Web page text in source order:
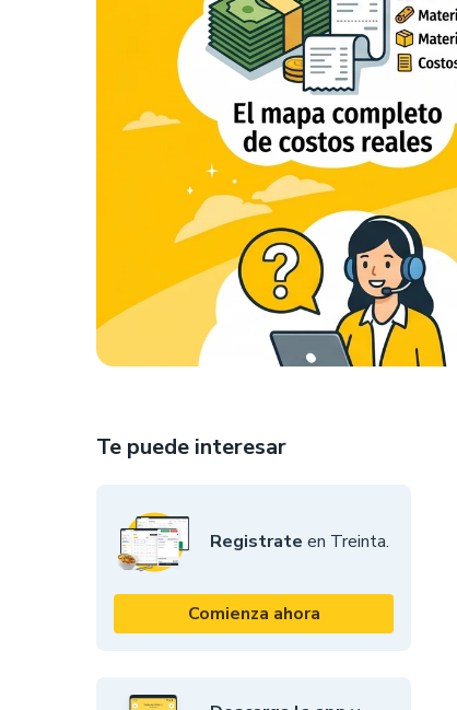
Te puede interesar
Registrate en Treinta.
Comienza ahora